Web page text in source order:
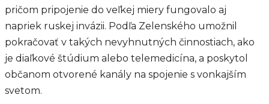
pričom pripojenie do veľkej miery fungovalo aj
napriek ruskej invázii. Podľa Zelenského umožnil
pokračovať v takých nevyhnutných činnostiach, ako
je diaľkové štúdium alebo telemedicína, a poskytol
občanom otvorené kanály na spojenie s vonkajším
svetom.